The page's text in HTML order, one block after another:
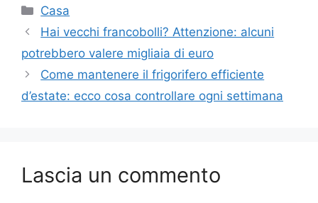
Categorie
Casa
Hai vecchi francobolli? Attenzione: alcuni
potrebbero valere migliaia di euro
Come mantenere il frigorifero efficiente
d’estate: ecco cosa controllare ogni settimana
Lascia un commento